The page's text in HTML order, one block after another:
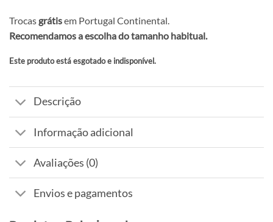
Trocas grátisem Portugal Continental.
Recomendamos a escolha do tamanho habitual.
Este produto está esgotado e indisponível.
Alternative:
Descrição
Informação adicional
Avaliações (0)
Envios e pagamentos